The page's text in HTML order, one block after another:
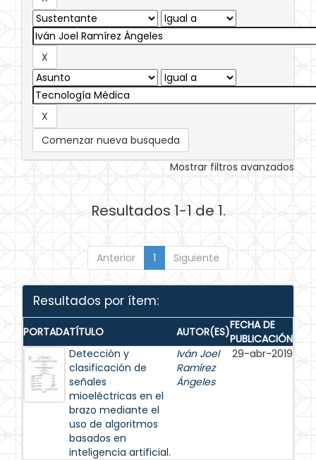
Comenzar nueva busqueda
Mostrar filtros avanzados
Resultados 1-1 de 1.
Anterior 1 Siguiente
Resultados por ítem:
PORTADATÍTULO AUTOR(ES)FECHA DE
PUBLICACIÓN
Detección y
clasificación de
señales
mioeléctricas en el
brazo mediante el
uso de algoritmos
basados en
inteligencia artificial.
Iván Joel
Ramírez
Ángeles
29-abr-2019